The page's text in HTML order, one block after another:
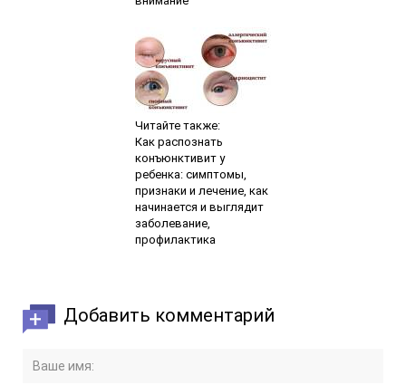
Читайте также:
Как распознать
конъюнктивит у
ребенка: симптомы,
признаки и лечение, как
начинается и выглядит
заболевание,
профилактика
Добавить комментарий